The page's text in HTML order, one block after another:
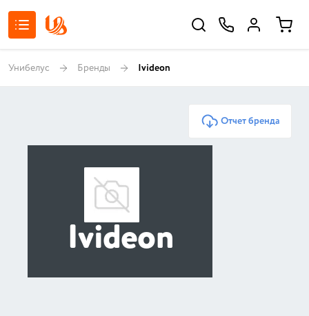
Унибелус Бренды Ivideon
Отчет бренда
Ivideon